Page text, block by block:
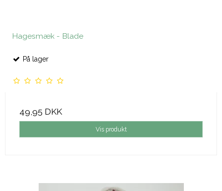
Hagesmæk - Blade
På lager
49,95 DKK
Vis produkt